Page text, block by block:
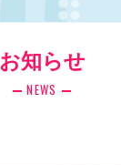
お知らせ
NEWS